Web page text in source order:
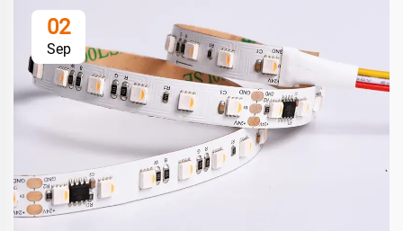
02
Sep